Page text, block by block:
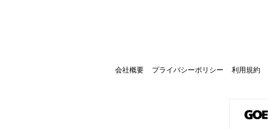
会社概要 プライバシーポリシー 利用規約